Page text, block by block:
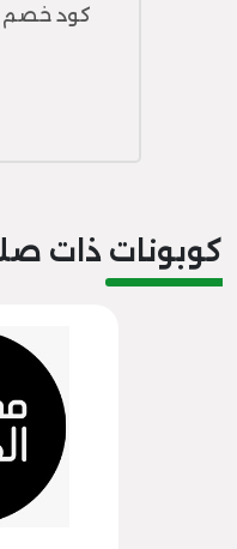
كود خصم
كوبونات ذات